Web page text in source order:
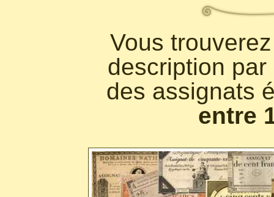
Vous
description
des assignats
entre